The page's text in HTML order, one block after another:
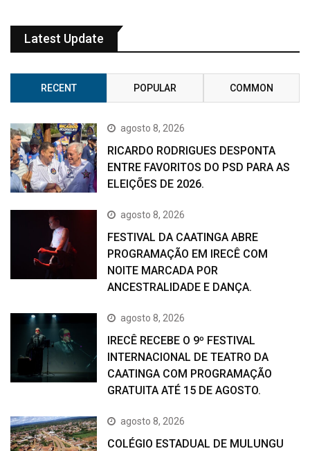
Latest Update
RECENT POPULAR COMMON
agosto 8, 2026
RICARDO RODRIGUES DESPONTA
ENTRE FAVORITOS DO PSD PARA AS
ELEIÇÕES DE 2026.
agosto 8, 2026
FESTIVAL DA CAATINGA ABRE
PROGRAMAÇÃO EM IRECÊ COM
NOITE MARCADA POR
ANCESTRALIDADE E DANÇA.
agosto 8, 2026
IRECÊ RECEBE O 9º FESTIVAL
INTERNACIONAL DE TEATRO DA
CAATINGA COM PROGRAMAÇÃO
GRATUITA ATÉ 15 DE AGOSTO.
agosto 8, 2026
COLÉGIO ESTADUAL DE MULUNGU